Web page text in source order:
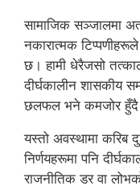
सामाजिक सञ्जालमा
नकारात्मक
छ। हामी धेरैजसो
दीर्घकालीन शासकीय
छलफल भने कमजोर हुँदै
यस्तो अवस्थामा करिब
निर्णयहरूमा पनि
राजनीतिक डर वा